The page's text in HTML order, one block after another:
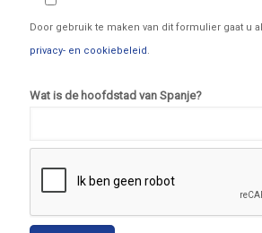
Door gebruik te maken van dit formulier gaat u
privacy- en cookiebeleid.
Wat is de hoofdstad van Spanje?